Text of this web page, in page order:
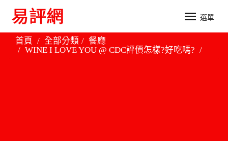
選單
首頁 全部分類
餐廳
WINE I LOVE YOU @ CDC評價怎樣?好吃嗎?